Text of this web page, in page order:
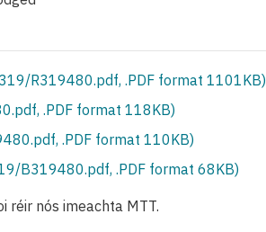
R319480.pdf, .PDF format 1101KB)
.PDF format 118KB)
.PDF format 110KB)
B319480.pdf, .PDF format 68KB)
réir nós imeachta MTT.